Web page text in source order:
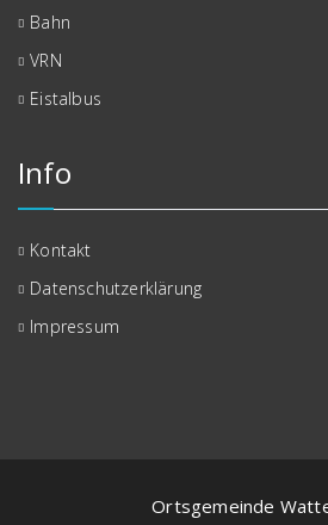
Bahn
VRN
Eistalbus
Info
Kontakt
Datenschutzerklärung
Impressum
Ortsgemeinde